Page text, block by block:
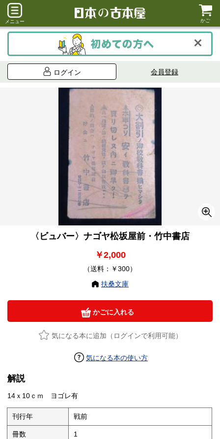
メニュー かご
ログイン 会員登録
〈ビュバー〉ナゴヤ松坂屋前・竹中書店
￥2,000
（送料：￥300）
扶桑文庫
かごに入れる
気になる本に追加（ログインで利用可能）
気になる本の使い方
解説
14ｘ10ｃｍ ヨゴレ有
刊行年 戦前
冊数 1